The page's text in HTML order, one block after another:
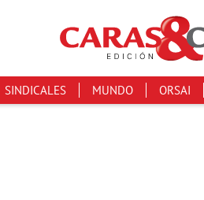
SINDICALES MUNDO ORSAI